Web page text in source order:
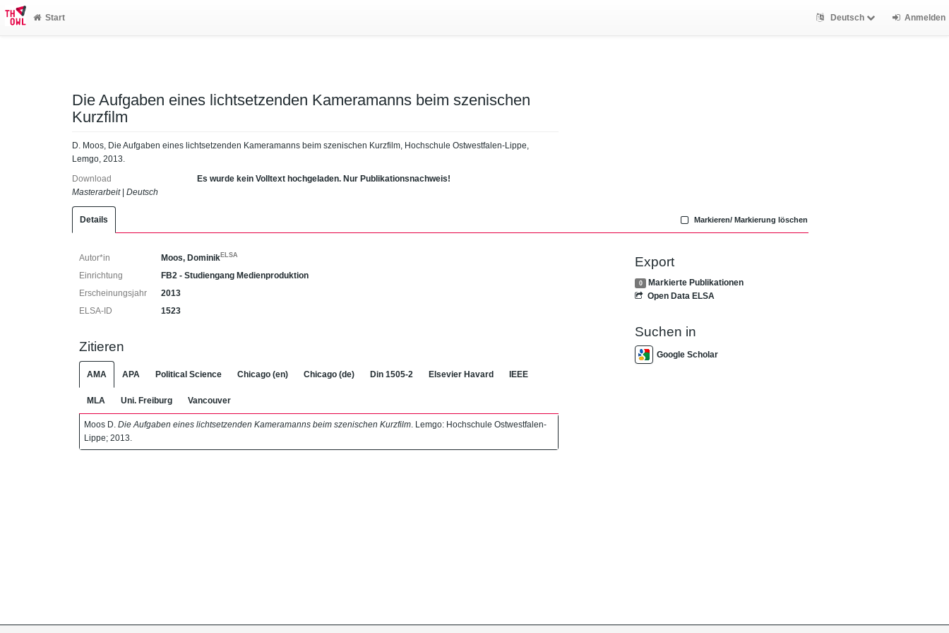
Start Deutsch Anmelden
Die Aufgaben eines lichtsetzenden Kameramanns beim szenischen
Kurzfilm
D. Moos, Die Aufgaben eines lichtsetzenden Kameramanns beim szenischen Kurzfilm, Hochschule Ostwestfalen-Lippe,
Lemgo, 2013.
Download
Es wurde kein Volltext hochgeladen. Nur Publikationsnachweis!
Masterarbeit| Deutsch
Details Markieren/ Markierung löschen
Autor*in Moos, DominikELSA
Einrichtung
FB2 - Studiengang Medienproduktion
Erscheinungsjahr
2013
ELSA-ID
1523
Zitieren
AMA APA Political Science Chicago (en) Chicago (de) Din 1505-2 Elsevier Havard IEEE
MLA Uni. Freiburg Vancouver
Moos D. Die Aufgaben eines lichtsetzenden Kameramanns beim szenischen Kurzfilm . Lemgo: Hochschule Ostwestfalen-
Lippe; 2013.
Export
0
Markierte Publikationen
Open Data ELSA
Suchen in
Google Scholar